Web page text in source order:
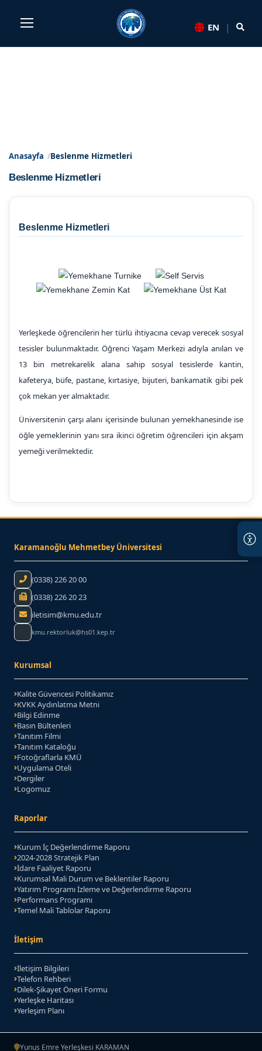
Sayfa kısayolları: Alt+1 Haberler, Alt+2 Etkinlikler, Alt+3
EN |
Anasayfa Beslenme Hizmetleri
Beslenme Hizmetleri
Beslenme Hizmetleri
Yerleşkede öğrencilerin her türlü ihtiyacına cevap verecek sosyal
tesisler bulunmaktadır. Öğrenci Yaşam Merkezi adıyla anılan ve
13 bin metrekarelik alana sahip sosyal tesislerde kantin,
kafeterya, büfe, pastane, kırtasiye, bijuteri, bankamatik gibi pek
çok mekan yer almaktadır.
Üniversitenin çarşı alanı içerisinde bulunan yemekhanesinde ise
öğle yemeklerinin yanı sıra ikinci öğretim öğrencileri için akşam
yemeği verilmektedir.
Karamanoğlu Mehmetbey Üniversitesi
Telefon:
(0338) 226 20 00
Faks:
(0338) 226 20 23
iletisim@kmu.edu.tr
kmu.rektorluk@hs01.kep.tr
Kurumsal
Kalite Güvencesi Politikamız
KVKK Aydınlatma Metni
Bilgi Edinme
Basın Bültenleri
Tanıtım Filmi
Tanıtım Kataloğu
(PDF belgesi)
Fotoğraflarla KMÜ
Uygulama Oteli
Dergiler
Logomuz
Raporlar
Kurum İç Değerlendirme Raporu
2024-2028 Stratejik Plan
(PDF belgesi)
İdare Faaliyet Raporu
Kurumsal Mali Durum ve Beklentiler Raporu
Yatırım Programı İzleme ve Değerlendirme Raporu
Performans Programı
Temel Mali Tablolar Raporu
İletişim
İletişim Bilgileri
Telefon Rehberi
Dilek-Şikayet Öneri Formu
Yerleşke Haritası
Yerleşim Planı
Yunus Emre Yerleşkesi KARAMAN